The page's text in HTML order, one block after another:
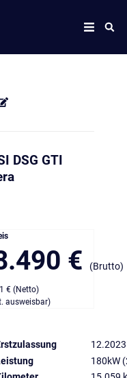
DSG GTI
€ (Brutto)
€ (Netto)
ausweisbar)
12.2023
180kW